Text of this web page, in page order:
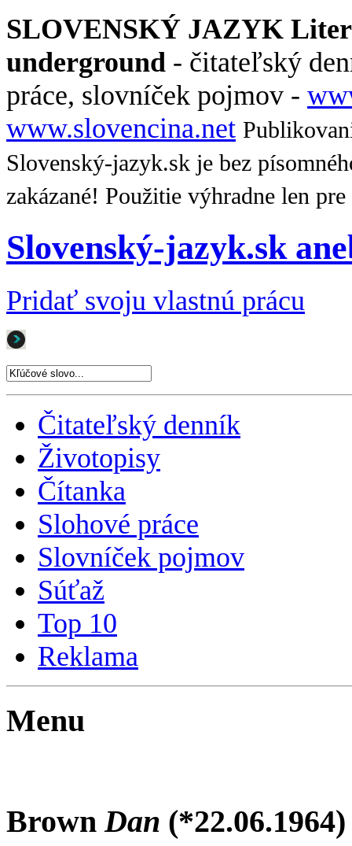
SLOVENSKÝ JAZYK
underground - čitateľský
práce, slovníček pojmov -
www.slovencina.net
Slovenský-jazyk.sk je bez
zakázané! Použitie výhradne len
Slovenský-jazyk.sk
Pridať svoju vlastnú prácu
Čitateľský denník
Životopisy
Čítanka
Slohové práce
Slovníček pojmov
Súťaž
Top 10
Reklama
Menu
Brown Dan (*22.06.1964)